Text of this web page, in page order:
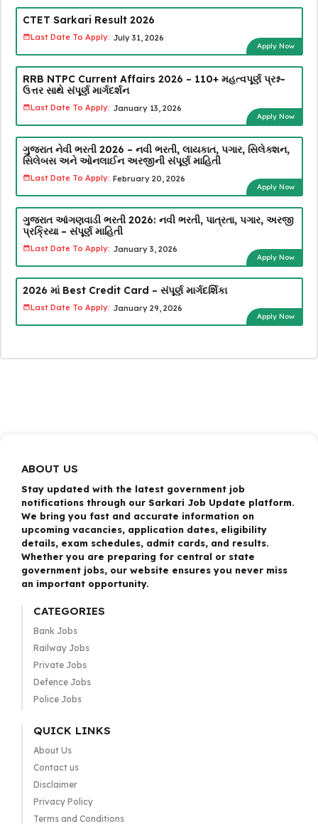
CTET Sarkari Result 2026
Last Date To Apply: July 31, 2026
Apply Now
RRB NTPC Current Affairs 2026 – 110+ મહત્વપૂર્ણ પ્રશ્ન-
ઉત્તર સાથે સંપૂર્ણ માર્ગદર્શન
Last Date To Apply: January 13, 2026
Apply Now
ગુજરાત નેવી ભરતી 2026 – નવી ભરતી, લાયકાત, પગાર, સિલેક્શન,
સિલેબસ અને ઓનલાઈન અરજીની સંપૂર્ણ માહિતી
Last Date To Apply: February 20, 2026
Apply Now
ગુજરાત આંગણવાડી ભરતી 2026: નવી ભરતી, પાત્રતા, પગાર, અરજી
પ્રક્રિયા – સંપૂર્ણ માહિતી
Last Date To Apply: January 3, 2026
Apply Now
2026 માં Best Credit Card – સંપૂર્ણ માર્ગદર્શિકા
Last Date To Apply: January 29, 2026
Apply Now
ABOUT US
Stay updated with the latest government job
notifications through our Sarkari Job Update platform.
We bring you fast and accurate information on
upcoming vacancies, application dates, eligibility
details, exam schedules, admit cards, and results.
Whether you are preparing for central or state
government jobs, our website ensures you never miss
an important opportunity.
CATEGORIES
Bank Jobs
Railway Jobs
Private Jobs
Defence Jobs
Police Jobs
QUICK LINKS
About Us
Contact us
Disclaimer
Privacy Policy
Terms and Conditions